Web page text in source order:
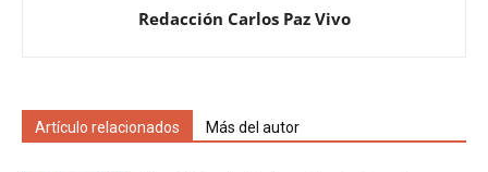
Redacción Carlos Paz Vivo
Artículo relacionados Más del autor